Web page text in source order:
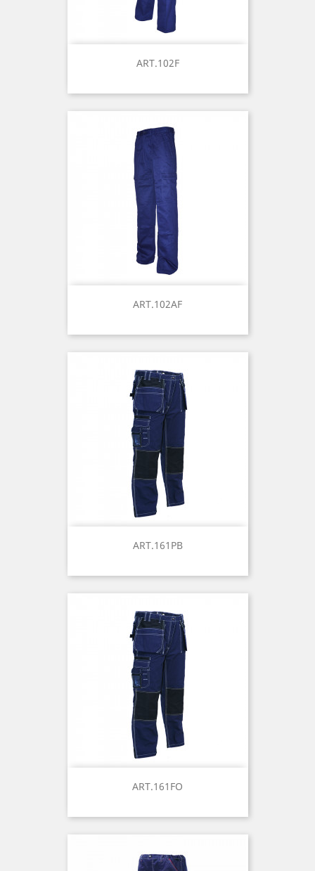
ART.102F
ART.102AF
ART.161PB
ART.161FO